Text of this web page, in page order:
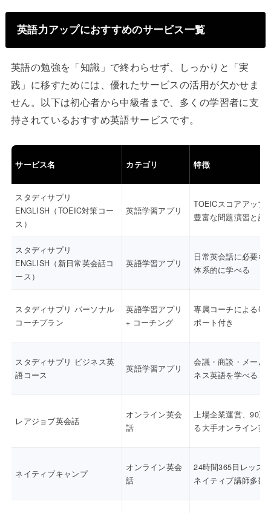
英語力アップにおすすめのサービス一覧
英語の勉強を「知識」で終わらせず、しっかりと「実
践」に移すためには、優れたサービスの活用が欠かせま
せん。以下は初心者から中級者まで、多くの学習者に支
持されているおすすめ英語サービスです。
サービス名 カテゴリ 特徴
スタディサプリ
ENGLISH（TOEIC対策コー
ス）
英語学習アプリ
TOEICスコアアップ
豊富な問題演習と講
スタディサプリ
ENGLISH（新日常英会話コ
ース）
英語学習アプリ
日常英会話に必要な
体系的に学べる
スタディサプリ パーソナル
コーチプラン
英語学習アプリ
+ コーチング
専属コーチによる毎
ポート付き
スタディサプリ ビジネス英
語コース
英語学習アプリ
会議・商談・メール
ネス英語を学べる
レアジョブ英会話
オンライン英会
話
上場企業運営、90万
る大手オンライン英
ネイティブキャンプ
オンライン英会
話
24時間365日レッス
ネイティブ講師多数